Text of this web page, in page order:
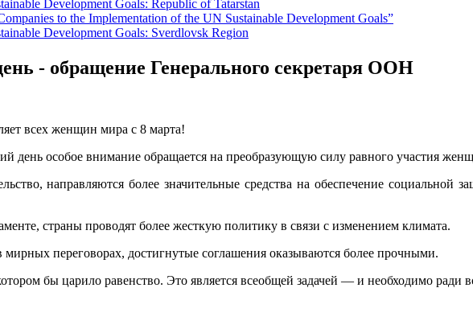
Development Goals: Republic of Tatarstan
to the Implementation of the UN Sustainable Development Goals”
Development Goals: Sverdlovsk Region
- обращение Генерального секретаря ООН
всех женщин мира с 8 марта!
день особое внимание обращается на преобразующую силу равного участия
направляются более значительные средства на обеспечение социальной
страны проводят более жесткую политику в связи с изменением климата.
переговорах, достигнутые соглашения оказываются более прочными.
бы царило равенство. Это является всеобщей задачей — и необходимо ради